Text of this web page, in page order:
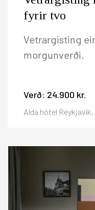
fyrir tvo
Vetrargisting
morgunverði.
Verð: 24.900 kr.
Alda hótel